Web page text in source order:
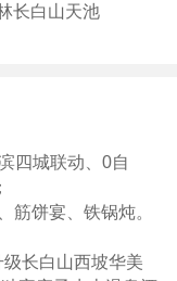
长白山天池
四城联动、0自
筋饼宴、铁锅炖。
长白山西坡华美